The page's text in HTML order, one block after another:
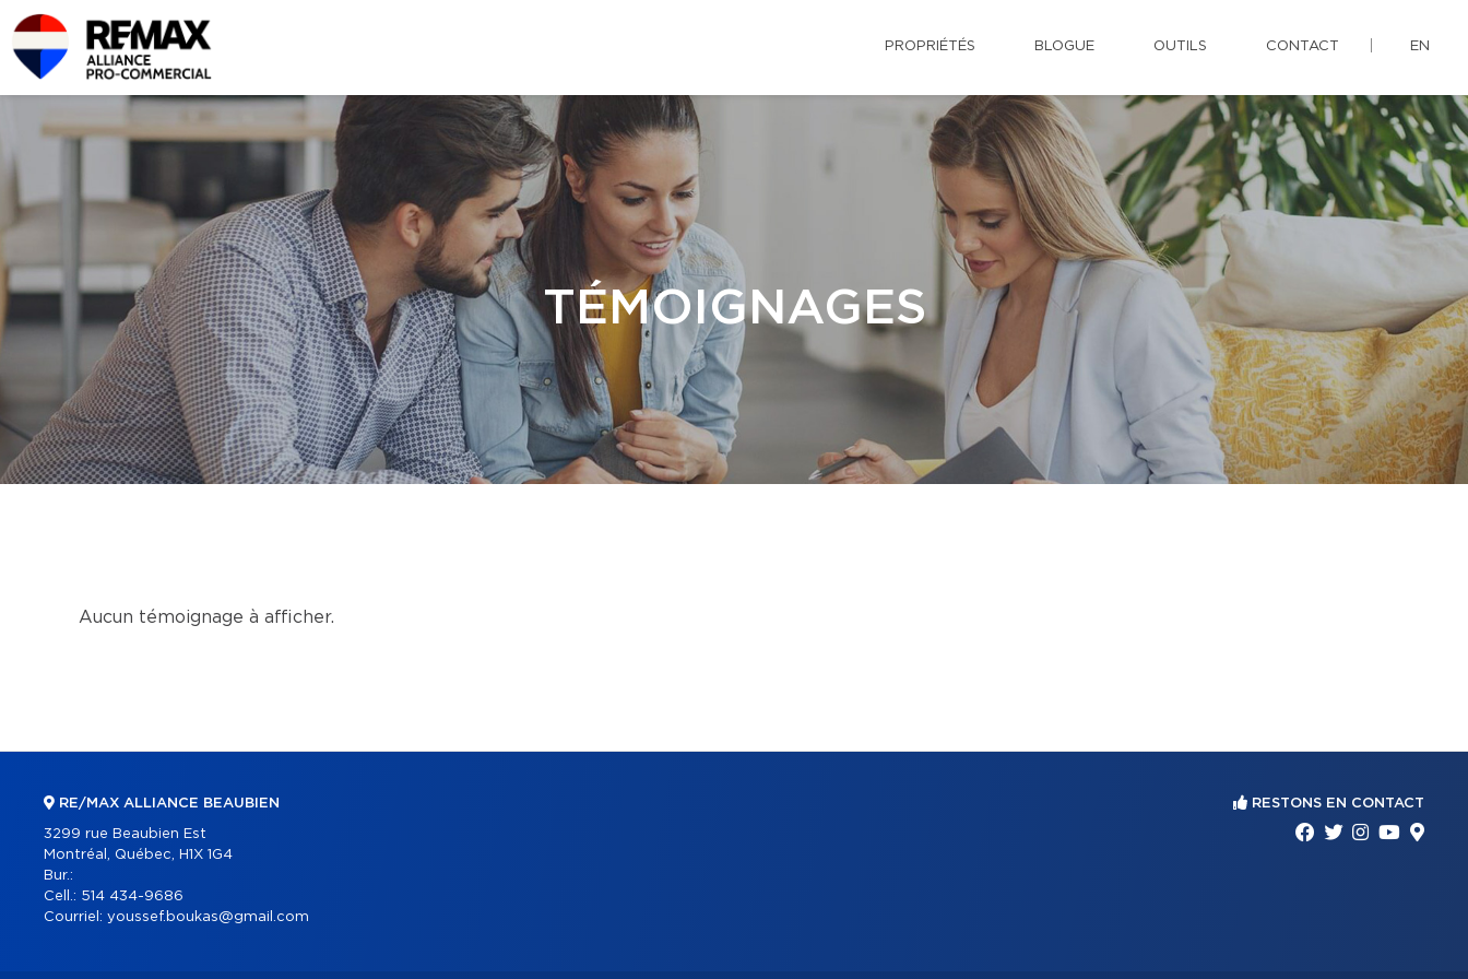
PROPRIÉTÉS BLOGUE OUTILS CONTACT EN
TÉMOIGNAGES
Aucun témoignage à afficher.
RE/MAX ALLIANCE BEAUBIEN
3299 rue Beaubien Est
Montréal, Québec, H1X 1G4
Bur.:
Cell.: 514 434-9686
Courriel: youssef.boukas@gmail.com
RESTONS EN CONTACT